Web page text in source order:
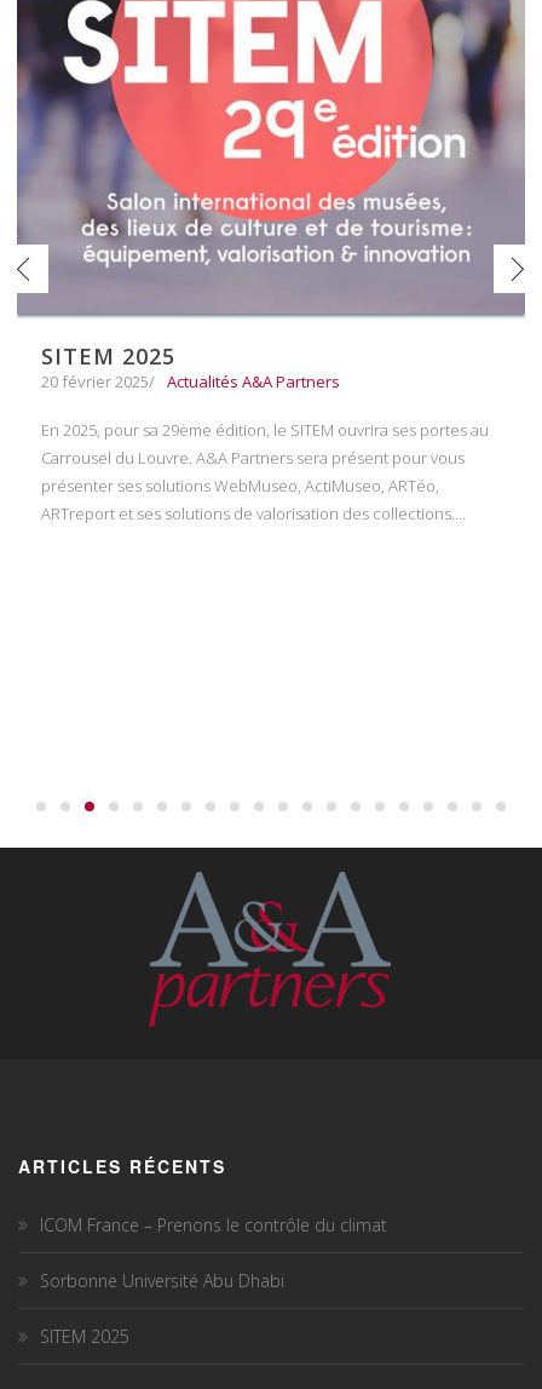
SITEM 2025
20 février 2025 Actualités A&A Partners
En 2025, pour sa 29ème édition, le SITEM ouvrira ses portes au
Carrousel du Louvre. A&A Partners sera présent pour vous
présenter ses solutions WebMuseo, ActiMuseo, ARTéo,
ARTreport et ses solutions de valorisation des collections....
ARTICLES RÉCENTS
ICOM France – Prenons le contrôle du climat
Sorbonne Université Abu Dhabi
SITEM 2025